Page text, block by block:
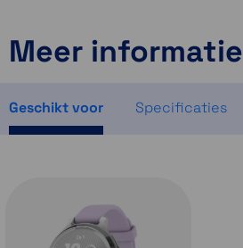
Meer informatie
Geschikt voor Specificaties